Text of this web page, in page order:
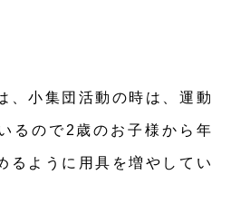
、小集団活動の時は、運動
るので2歳のお子様から年
るように用具を増やしてい